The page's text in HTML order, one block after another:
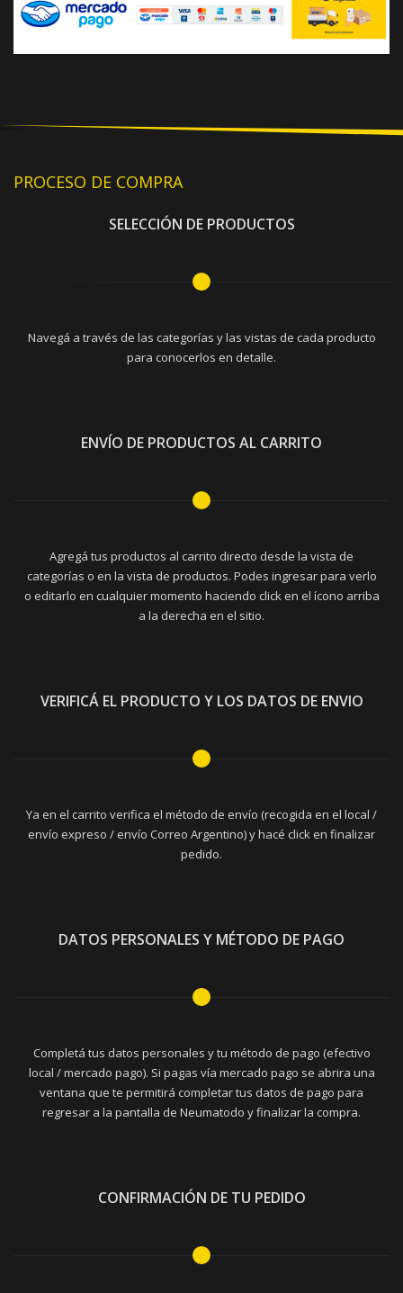
PROCESO DE COMPRA
SELECCIÓN DE PRODUCTOS
Navegá a través de las categorías y las vistas de cada producto
para conocerlos en detalle.
ENVÍO DE PRODUCTOS AL CARRITO
Agregá tus productos al carrito directo desde la vista de
categorías o en la vista de productos. Podes ingresar para verlo
o editarlo en cualquier momento haciendo click en el ícono arriba
a la derecha en el sitio.
VERIFICÁ EL PRODUCTO Y LOS DATOS DE ENVIO
Ya en el carrito verifica el método de envío (recogida en el local /
envío expreso / envío Correo Argentino) y hacé click en finalizar
pedido.
DATOS PERSONALES Y MÉTODO DE PAGO
Completá tus datos personales y tu método de pago (efectivo
local / mercado pago). Si pagas vía mercado pago se abrira una
ventana que te permitirá completar tus datos de pago para
regresar a la pantalla de Neumatodo y finalizar la compra.
CONFIRMACIÓN DE TU PEDIDO